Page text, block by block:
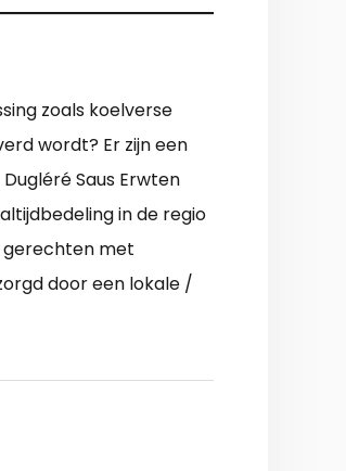
zoals koelverse
wordt? Er zijn een
Saus Erwten
in de regio
gerechten met
door een lokale /